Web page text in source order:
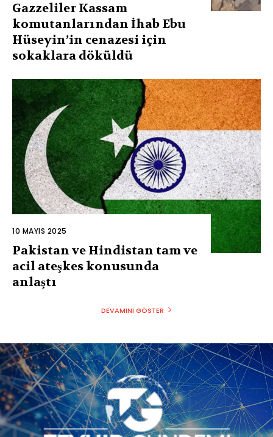
Gazzeliler Kassam
komutanlarından İhab Ebu
Hüseyin’in cenazesi için
sokaklara döküldü
10 MAYIS 2025
Pakistan ve Hindistan tam ve
acil ateşkes konusunda
anlaştı
DEVAMINI GÖSTER